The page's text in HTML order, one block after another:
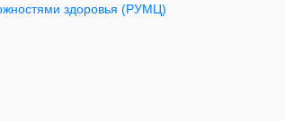
здоровья (РУМЦ)